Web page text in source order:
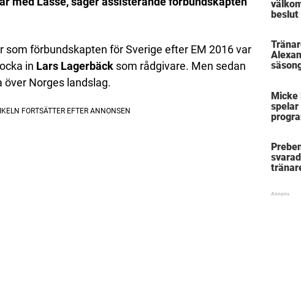
som förbundskapten för Sverige efter EM 2016 var
in Lars Lagerbäck som rådgivare. Men sedan
Norges landslag.
Micke